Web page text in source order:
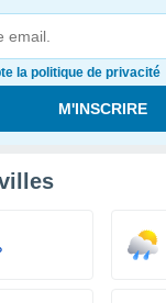
la politique de privacité